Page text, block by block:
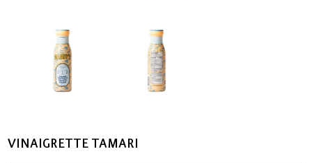
VINAIGRETTE TAMARI